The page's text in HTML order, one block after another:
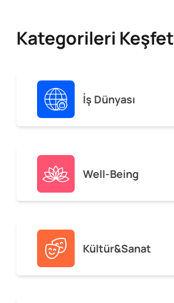
Kategorileri Keşfet
İş Dünyası
Well-Being
Kültür&Sanat